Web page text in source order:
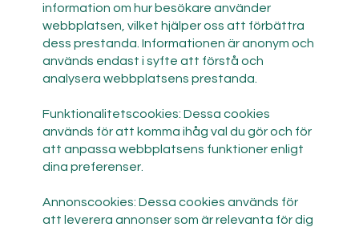
information om hur besökare använder
webbplatsen, vilket hjälper oss att förbättra
dess prestanda. Informationen är anonym och
används endast i syfte att förstå och
analysera webbplatsens prestanda.
Funktionalitetscookies: Dessa cookies
används för att komma ihåg val du gör och för
att anpassa webbplatsens funktioner enligt
dina preferenser.
Annonscookies: Dessa cookies används för
att leverera annonser som är relevanta för dig